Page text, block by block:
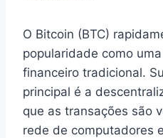
O Bitcoin (BTC)
popularidade como
financeiro tradicional.
principal é a
que as transações são
rede de computadores